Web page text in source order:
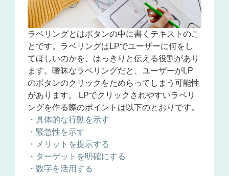
ラベリングとはボタンの中に書くテキストのこ
とです。 ラベリングはLPでユーザーに何をし
てほしいのかを、はっきりと伝える役割があり
ます。 曖昧なラベリングだと、ユーザーがLP
のボタンのクリックをためらってしまう可能性
があります。 LPでクリックされやすいラベリ
ングを作る際のポイントは以下のとおりです。
・具体的な行動を示す
・緊急性を示す
・メリットを提示する
・ターゲットを明確にする
・数字を活用する